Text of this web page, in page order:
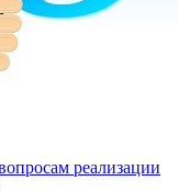
реализации